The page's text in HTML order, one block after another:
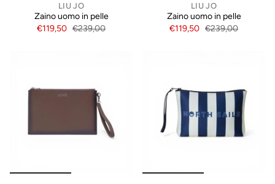
LIU JO
Zaino uomo in pelle
€119,50 €239,00
LIU JO
Zaino uomo in pelle
€119,50 €239,00